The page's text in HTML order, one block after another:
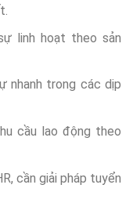
linh hoạt theo sản
nhanh trong các dịp
cầu lao động theo
cần giải pháp tuyển